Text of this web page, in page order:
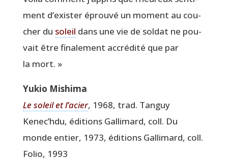
ment d’exister éprou­vé un moment au cou­
cher du soleil dans une vie de sol­dat ne pou­
vait être fina­le­ment accré­di­té que par
la mort. »
Yukio Mishi­ma
Le soleil et l’a­cier, 1968, trad. Tan­guy
Kenec’hdu, édi­tions Gal­li­mard, coll. Du
monde entier, 1973, édi­tions Gal­li­mard, coll.
Folio, 1993